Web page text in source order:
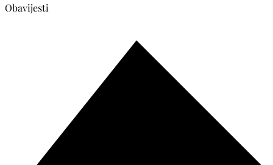
Obavijesti